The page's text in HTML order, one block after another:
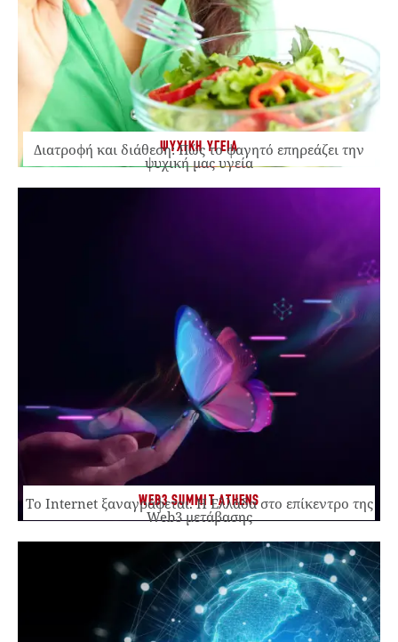
ΨΥΧΙΚΗ ΥΓΕΙΑ
Διατροφή και διάθεση: Πώς το φαγητό επηρεάζει την
ψυχική μας υγεία
WEB3 SUMMIT ATHENS
Το Internet ξαναγράφεται. Η Ελλάδα στο επίκεντρο της
Web3 μετάβασης